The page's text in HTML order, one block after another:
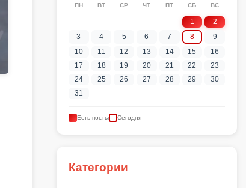
ПН ВТ СР ЧТ ПТ СБ ВС
1
2
3
4 5 6 7 8
9
10
11 12 13 14 15
16
17
18 19 20 21 22
23
24
25 26 27 28 29
30
31
Есть посты Сегодня
Категории